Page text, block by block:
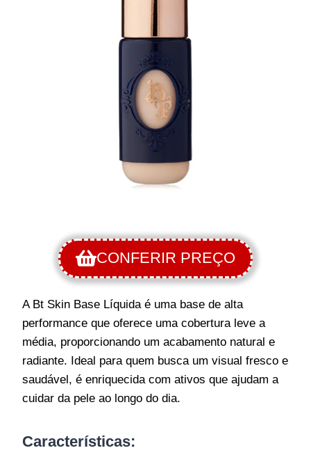
CONFERIR PREÇO
A Bt Skin Base Líquida é uma base de alta
performance que oferece uma cobertura leve a
média, proporcionando um acabamento natural e
radiante. Ideal para quem busca um visual fresco e
saudável, é enriquecida com ativos que ajudam a
cuidar da pele ao longo do dia.
Características: